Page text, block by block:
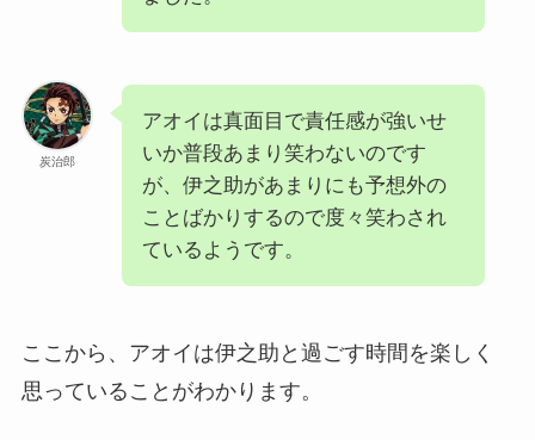
炭治郎
アオイは真面目で責任感が強いせ
いか普段あまり笑わないのです
が、伊之助があまりにも予想外の
ことばかりするので度々笑わされ
ているようです。
ここから、アオイは伊之助と過ごす時間を楽しく
思っていることがわかります。